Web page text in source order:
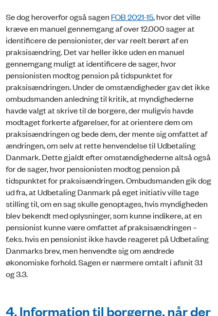
Se dog heroverfor også sagen FOB 2021-15, hvor det ville
kræve en manuel gennemgang af over 12.000 sager at
identificere de pensionister, der var reelt berørt af en
praksisændring. Det var heller ikke uden en manuel
gennemgang muligt at identificere de sager, hvor
pensionisten modtog pension på tidspunktet for
praksisændringen. Under de omstændigheder gav det ikke
ombudsmanden anledning til kritik, at myndighederne
havde valgt at skrive til de borgere, der muligvis havde
modtaget forkerte afgørelser, for at orientere dem om
praksisændringen og bede dem, der mente sig omfattet af
ændringen, om selv at rette henvendelse til Udbetaling
Danmark. Dette gjaldt efter omstændighederne altså også
for de sager, hvor pensionisten modtog pension på
tidspunktet for praksisændringen. Ombudsmanden gik dog
ud fra, at Udbetaling Danmark på eget initiativ ville tage
stilling til, om en sag skulle genoptages, hvis myndigheden
blev bekendt med oplysninger, som kunne indikere, at en
pensionist kunne være omfattet af praksisændringen –
f.eks. hvis en pensionist ikke havde reageret på Udbetaling
Danmarks brev, men henvendte sig om ændrede
økonomiske forhold. Sagen er nærmere omtalt i afsnit 3.1
og 3.3.
4. Information til borgerne, når der